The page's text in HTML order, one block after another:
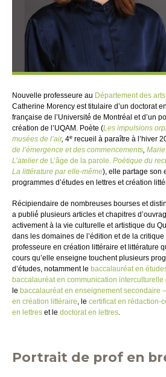
Nouvelle professeure au Département des
Catherine Morency est titulaire d’un doctorat
française de l’Université́ de Montréal et d’un
création de l’UQAM. Poète (Les impulsions
musées de l’air, 4e recueil à paraître à l’hiver
de l’émergence et des commencements,
L’atelier de L’âge de la parole. Poétique du
La littérature par elle-même), elle partage son
programmes d’études en lettres et création
Récipiendaire de nombreuses bourses et
a publié́ plusieurs articles et chapitres
activement à la vie culturelle et artistique du
dans les domaines de l’édition et de la
professeure en création littéraire et littérature
cours qu’elle enseigne touchent plusieurs
d’études, notamment le baccalauréat en
baccalauréat en communication interculturelle
le baccalauréat en enseignement secondaire
en création littéraire, le certificat en rédaction-
en lettres et le doctorat en lettres.
Portrait de prof en